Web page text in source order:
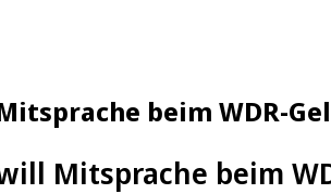
beim WDR-
Mitsprache beim